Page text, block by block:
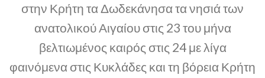
στην Κρήτη τα Δωδεκάνησα τα νησιά των
ανατολικού Αιγαίου στις 23 του μήνα
βελτιωμένος καιρός στις 24 με λίγα
φαινόμενα στις Κυκλάδες και τη βόρεια Κρήτη